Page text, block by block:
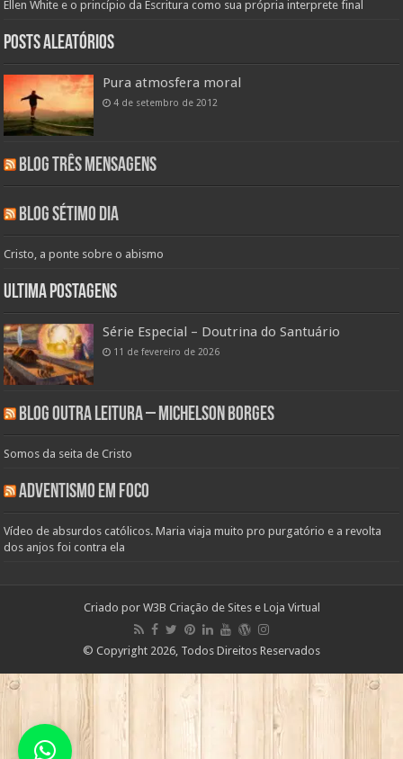
Ellen White e o princípio da Escritura como sua própria interprete final
Posts aleatórios
Pura atmosfera moral
4 de setembro de 2012
Blog Três Mensagens
Blog Sétimo Dia
Cristo, a ponte sobre o abismo
Ultima Postagens
Série Especial – Doutrina do Santuário
11 de fevereiro de 2026
Blog Outra Leitura – Michelson Borges
Somos da seita de Cristo
Adventismo em Foco
Vídeo de absurdos católicos. Maria viaja muito pro purgatório e a revolta
dos anjos foi contra ela
Criado por W3B Criação de Sites e Loja Virtual
© Copyright 2026, Todos Direitos Reservados